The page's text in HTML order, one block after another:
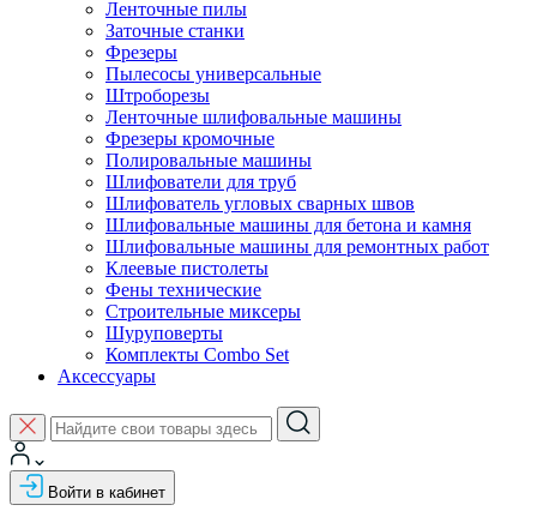
Ленточные пилы
Заточные станки
Фрезеры
Пылесосы универсальные
Штроборезы
Ленточные шлифовальные машины
Фрезеры кромочные
Полировальные машины
Шлифователи для труб
Шлифователь угловых сварных швов
Шлифовальные машины для бетона и камня
Шлифовальные машины для ремонтных работ
Клеевые пистолеты
Фены технические
Строительные миксеры
Шуруповерты
Комплекты Combo Set
Аксессуары
Войти в кабинет